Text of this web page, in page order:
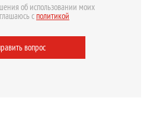
об использовании моих
сполитикой
вопрос